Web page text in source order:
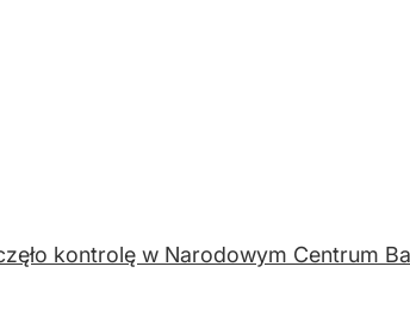
kontrolę w Narodowym Centrum